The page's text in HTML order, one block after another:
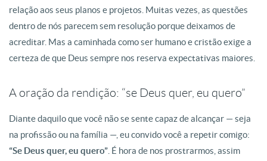
relação aos seus planos e projetos. Muitas vezes, as questões
dentro de nós parecem sem resolução porque deixamos de
acreditar. Mas a caminhada como ser humano e cristão exige a
certeza de que Deus sempre nos reserva expectativas maiores
A oração da rendição: “se Deus quer, eu quero”
Diante daquilo que você não se sente capaz de alcançar — seja
na profissão ou na família —, eu convido você a repetir comigo:
“Se Deus quer, eu quero” . É hora de nos prostrarmos, assim